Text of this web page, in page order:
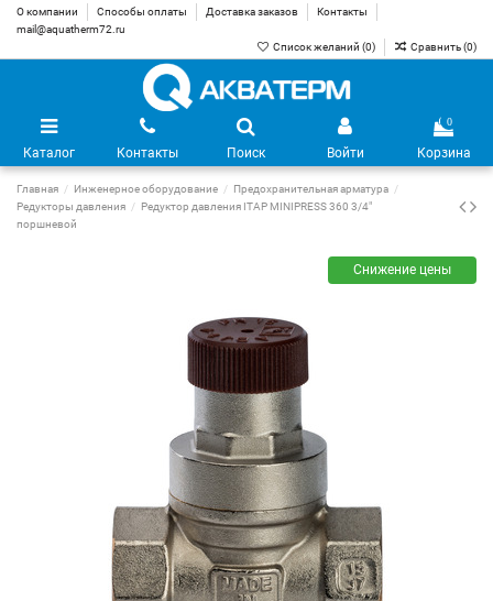
О компании Способы оплаты Доставка заказов
Контакты
mail@aquatherm72.ru
Список желаний (0) Сравнить (0)
Каталог Контакты Поиск Войти
0
Корзина
Главная Инженерное оборудование
Предохранительная арматура
Редукторы давления
Редуктор давления ITAP MINIPRESS 360 3/4"
поршневой
Снижение цены